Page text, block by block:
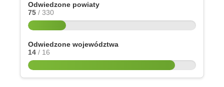
Odwiedzone powiaty
75 / 330
Odwiedzone województwa
14 / 16